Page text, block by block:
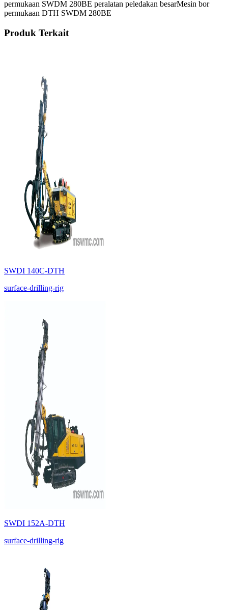
permukaan SWDM 280BE peralatan peledakan besarMesin bor
permukaan DTH SWDM 280BE
Produk Terkait
SWDI 140C-DTH
surface-drilling-rig
SWDI 152A-DTH
surface-drilling-rig